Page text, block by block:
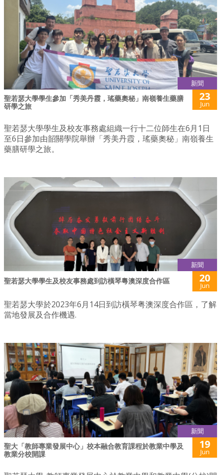
新聞
聖若瑟大學學生參加「秀美丹霞，瑤藥奧秘」南嶺養生藥膳
研學之旅
23
Jun
聖若瑟大學學生及校友事務處組織一行十二位師生在6月1日
至6日參加由韶關學院舉辦「秀美丹霞，瑤藥奧秘」南嶺養生
藥膳研學之旅。
新聞
聖若瑟大學學生及校友事務處到訪橫琴粵澳深度合作區 20
Jun
聖若瑟大學於2023年6月14日到訪橫琴粤澳深度合作區，了解
當地發展及合作機遇.
新聞
聖大「教師專業發展中心」校本融合教育課程於教業中學及
教業分校開課
19
Jun